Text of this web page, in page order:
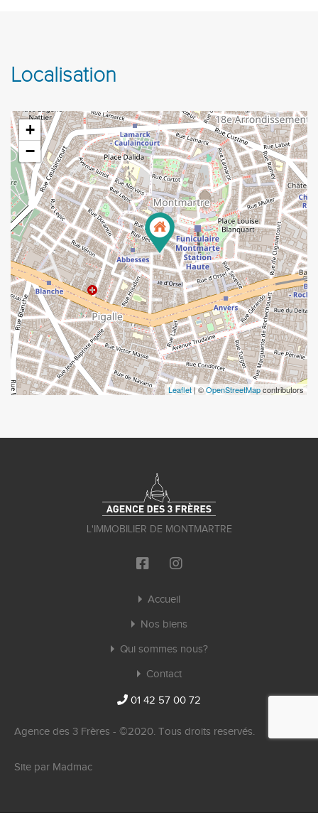
Localisation
+
−
Leaflet | ©OpenStreetMapcontributors
L'IMMOBILIER DE MONTMARTRE
Accueil
Nos biens
Qui sommes nous?
Contact
01 42 57 00 72
Agence des 3 Frères - ©2020. Tous droits reservés.
Site par Madmac